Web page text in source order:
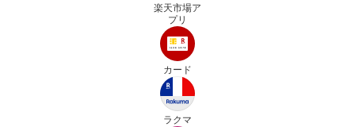
楽天市場ア
プリ
カード
ラクマ